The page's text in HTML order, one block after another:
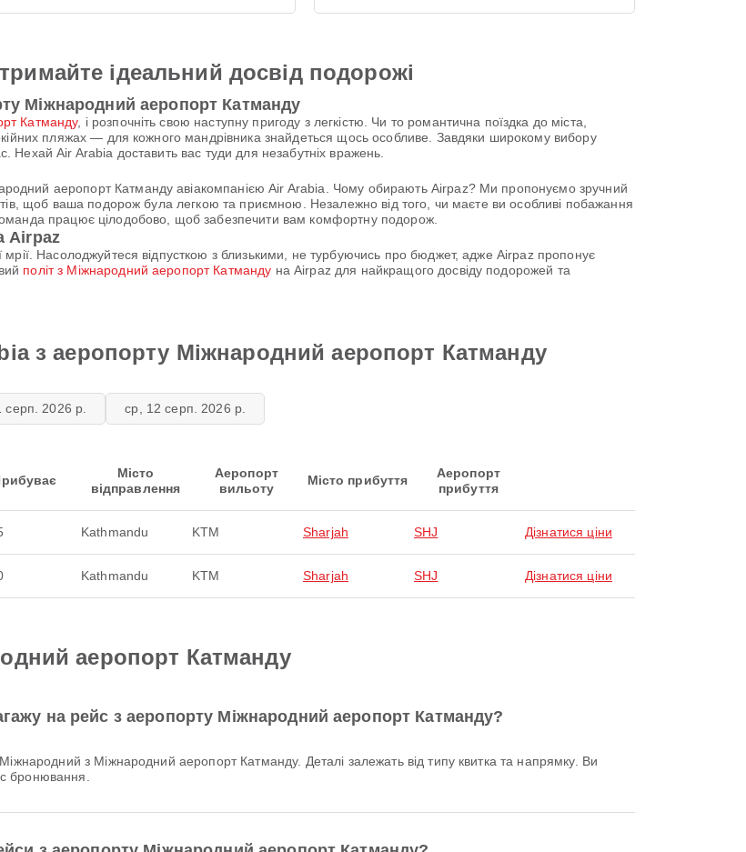
ідеальний досвід подорожі
Міжнародний аеропорт Катманду
Катманду, і розпочніть свою наступну пригоду з легкістю. Чи то романтична поїздка до міста,
пляжах — для кожного мандрівника знайдеться щось особливе. Завдяки широкому вибору
Air Arabia доставить вас туди для незабутніх вражень.
аеропорт Катманду авіакомпанією Air Arabia. Чому обирають Airpaz? Ми пропонуємо зручний
щоб ваша подорож була легкою та приємною. Незалежно від того, чи маєте ви особливі побажання
працює цілодобово, щоб забезпечити вам комфортну подорож.
Airpaz
Насолоджуйтеся відпусткою з близькими, не турбуючись про бюджет, адже Airpaz пропонує
політ з Міжнародний аеропорт Катманду на Airpaz для найкращого досвіду подорожей та
з аеропорту Міжнародний аеропорт Катманду
серп. 2026 р. ср, 12 серп. 2026 р.
Місто
відправлення
Аеропорт
вильоту
Місто прибуття
Аеропорт
прибуття
Kathmandu KTM Sharjah SHJ Дізнатися ціни
Kathmandu KTM Sharjah SHJ Дізнатися ціни
аеропорт Катманду
на рейс з аеропорту Міжнародний аеропорт Катманду?
бронювання.